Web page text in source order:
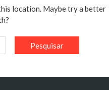
location. Maybe try a better